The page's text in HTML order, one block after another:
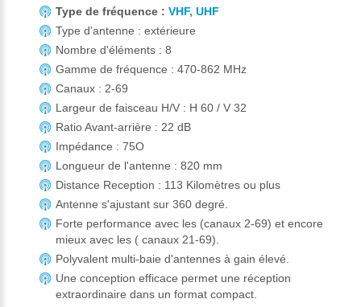
Type de fréquence : VHF, UHF
Type d'antenne : extérieure
Nombre d'éléments : 8
Gamme de fréquence : 470-862 MHz
Canaux : 2-69
Largeur de faisceau H/V : H 60 / V 32
Ratio Avant-arrière : 22 dB
Impédance : 75O
Longueur de l'antenne : 820 mm
Distance Reception : 113 Kilomètres ou plus
Antenne s'ajustant sur 360 degré.
Forte performance avec les (canaux 2-69) et encore
mieux avec les ( canaux 21-69).
Polyvalent multi-baie d'antennes à gain élevé.
Une conception efficace permet une réception
extraordinaire dans un format compact.